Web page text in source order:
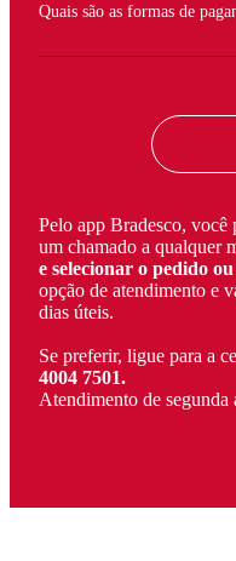
Quais são as formas de
Pelo app Bradesco,
um chamado a qualquer
e selecionar o pedido
opção de atendimento e
dias úteis.
Se preferir, ligue para a
4004 7501.
Atendimento de segunda